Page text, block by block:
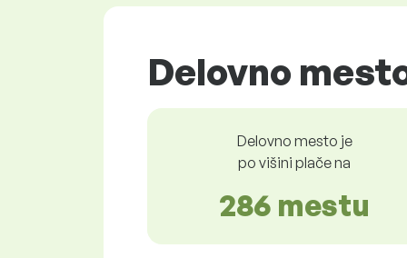
Delovno
Delovno mesto je
po višini plače na
286 mestu